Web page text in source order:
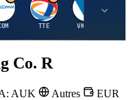
T
TTE VK.PA
Co. R
AUK Autres
EUR